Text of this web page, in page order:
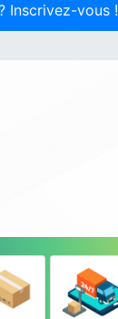
Inscrivez-vous !